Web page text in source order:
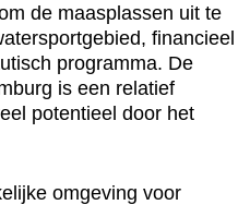
de maasplassen uit te
financieel
programma. De
is een relatief
potentieel door het
omgeving voor